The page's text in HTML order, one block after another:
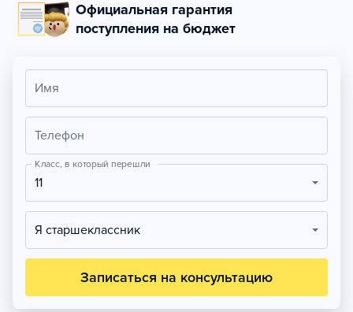
Официальная гарантия
поступления на бюджет
Имя
Телефон
Класс, в который перешли
11
Я старшеклассник
Записаться на консультацию